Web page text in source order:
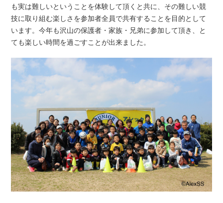
も実は難しいということを体験して頂くと共に、 その難しい競
技に取り組む楽しさを参加者全員で共有することを目的として
います。今年も沢山の保護者・家族・兄弟に参加して頂き、 と
ても楽しい時間を過ごすことが出来ました。